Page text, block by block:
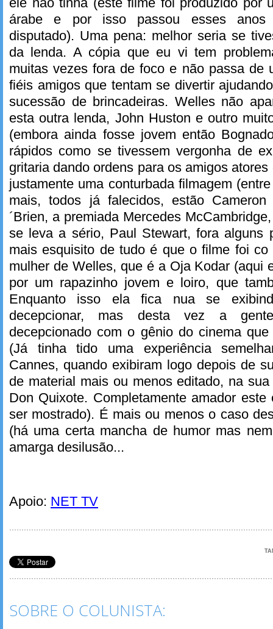
árabe e por isso passou esses anos
disputado). Uma pena: melhor seria se
da lenda. A cópia que eu vi tem
muitas vezes fora de foco e não passa de
fiéis amigos que tentam se divertir
sucessão de brincadeiras. Welles não
esta outra lenda, John Huston e outro
(embora ainda fosse jovem então
rápidos como se tivessem vergonha de
gritaria dando ordens para os amigos
justamente uma conturbada filmagem
mais, todos já falecidos, estão
´Brien, a premiada Mercedes
se leva a sério, Paul Stewart, fora alguns
mais esquisito de tudo é que o filme foi co
mulher de Welles, que é a Oja Kodar (aqui
por um rapazinho jovem e loiro, que
Enquanto isso ela fica nua se
decepcionar, mas desta vez a
decepcionado com o gênio do cinema
(Já tinha tido uma experiência
Cannes, quando exibiram logo depois de
de material mais ou menos editado, na
Don Quixote. Completamente amador
ser mostrado). É mais ou menos o caso
(há uma certa mancha de humor mas
amarga desilusão...
Apoio: NET TV
SOBRE O COLUNISTA: